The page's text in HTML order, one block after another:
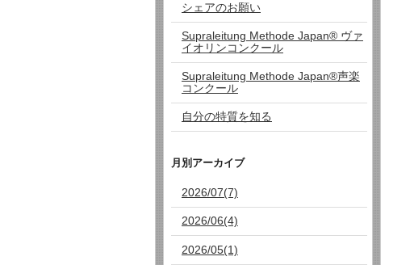
シェアのお願い
Supraleitung Methode Japan®︎ ヴァ
イオリンコンクール
Supraleitung Methode Japan®︎声楽
コンクール
自分の特質を知る
月別アーカイブ
2026/07(7)
2026/06(4)
2026/05(1)